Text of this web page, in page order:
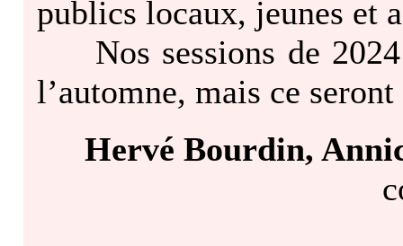
publics locaux, jeunes et
Nos sessions de 2024
l’automne, mais ce
Hervé Bourdin,